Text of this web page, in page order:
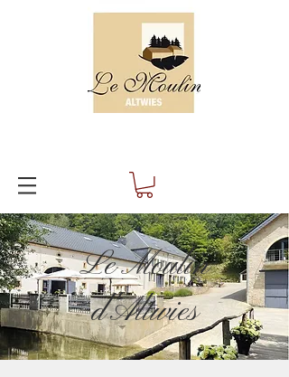
Le Moulin
d'Altwies